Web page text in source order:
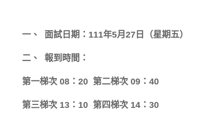
一、 面試日期：111年5月27日（星期五）
二、 報到時間：
第一梯次 08：20 第二梯次 09：40
第三梯次 13：10 第 四梯次 14：30